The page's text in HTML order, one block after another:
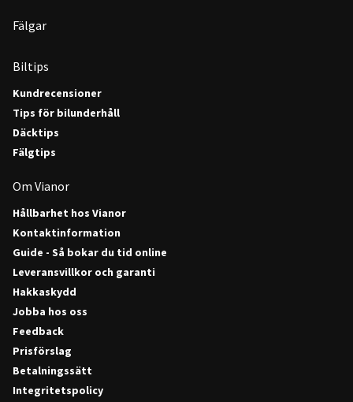
Fälgar
Biltips
Kundrecensioner
Tips för bilunderhåll
Däcktips
Fälgtips
Om Vianor
Hållbarhet hos Vianor
Kontaktinformation
Guide - Så bokar du tid online
Leveransvillkor och garanti
Hakkaskydd
Jobba hos oss
Feedback
Prisförslag
Betalningssätt
Integritetspolicy